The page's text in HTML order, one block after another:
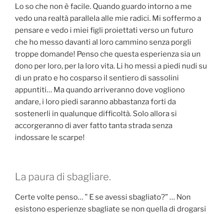
Lo so che non è facile. Quando guardo intorno a me
vedo una realtà parallela alle mie radici. Mi soffermo a
pensare e vedo i miei figli proiettati verso un futuro
che ho messo davanti al loro cammino senza porgli
troppe domande! Penso che questa esperienza sia un
dono per loro, per la loro vita. Li ho messi a piedi nudi su
di un prato e ho cosparso il sentiero di sassolini
appuntiti… Ma quando arriveranno dove vogliono
andare, i loro piedi saranno abbastanza forti da
sostenerli in qualunque difficoltà. Solo allora si
accorgeranno di aver fatto tanta strada senza
indossare le scarpe!
La paura di sbagliare.
Certe volte penso… ” E se avessi sbagliato?” … Non
esistono esperienze sbagliate se non quella di drogarsi